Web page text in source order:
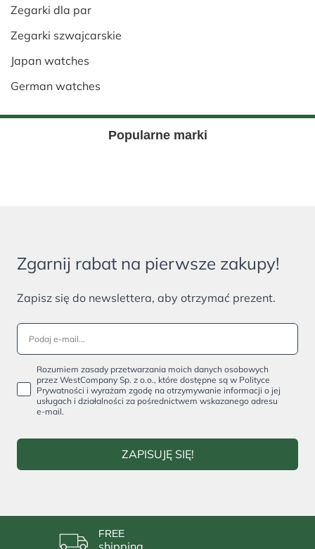
Zegarki dla par
Zegarki szwajcarskie
Japan watches
German watches
Popularne marki
Zgarnij rabat na pierwsze zakupy!
Zapisz się do newslettera, aby otrzymać prezent.
Rozumiem zasady przetwarzania moich danych osobowych
przez WestCompany Sp. z o.o., które dostępne są w Polityce
Prywatności i wyrażam zgodę na otrzymywanie informacji o jej
usługach i działalności za pośrednictwem wskazanego adresu
e-mail.
ZAPISUJĘ SIĘ!
FREE
shipping